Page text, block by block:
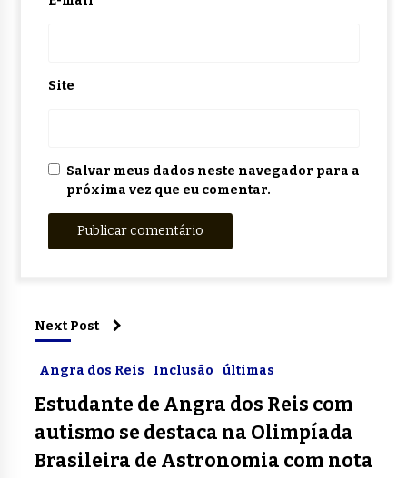
Site
Salvar meus dados neste navegador para a
próxima vez que eu comentar.
Next Post
Angra dos Reis Inclusão últimas
Estudante de Angra dos Reis com
autismo se destaca na Olimpíada
Brasileira de Astronomia com nota